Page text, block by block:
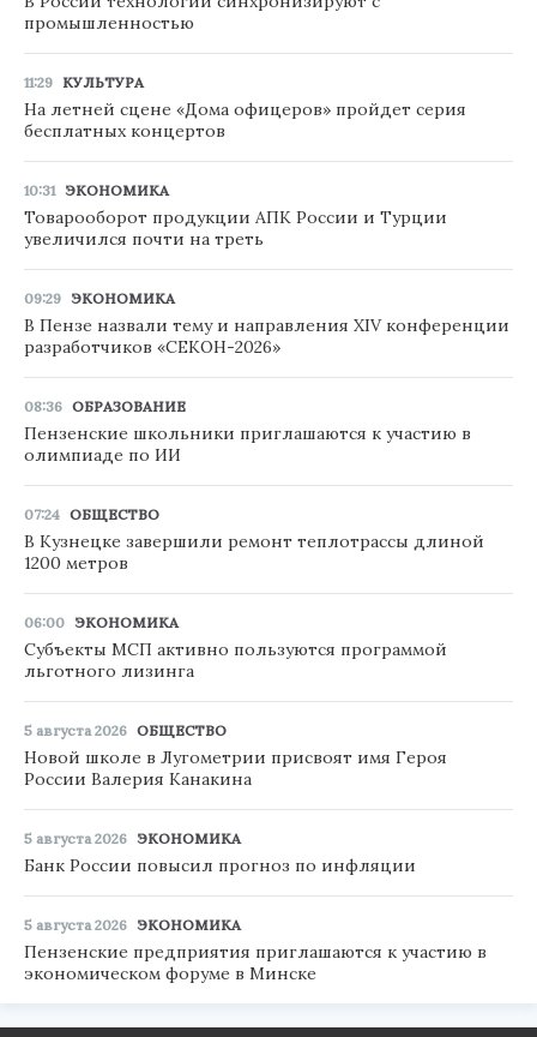
промышленностью
11:29 КУЛЬТУРА
На летней сцене «Дома офицеров» пройдет серия
бесплатных концертов
10:31 ЭКОНОМИКА
Товарооборот продукции АПК России и Турции
увеличился почти на треть
09:29 ЭКОНОМИКА
В Пензе назвали тему и направления XIV конференции
разработчиков «СЕКОН-2026»
08:36 ОБРАЗОВАНИЕ
Пензенские школьники приглашаются к участию в
олимпиаде по ИИ
07:24 ОБЩЕСТВО
В Кузнецке завершили ремонт теплотрассы длиной
1200 метров
06:00 ЭКОНОМИКА
Субъекты МСП активно пользуются программой
льготного лизинга
5 августа 2026 ОБЩЕСТВО
Новой школе в Лугометрии присвоят имя Героя
России Валерия Канакина
5 августа 2026 ЭКОНОМИКА
Банк России повысил прогноз по инфляции
5 августа 2026 ЭКОНОМИКА
Пензенские предприятия приглашаются к участию в
экономическом форуме в Минске